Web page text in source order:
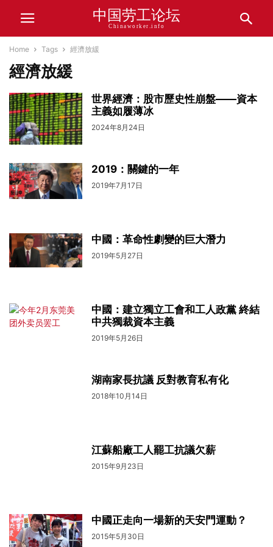
中国劳工论坛
Chinaworker.info
Home Tags 經濟放緩
經濟放緩
世界經濟：股市歷史性崩盤——資本
主義如履薄冰
2024年8月24日
2019：關鍵的一年
2019年7月17日
中國：革命性劇變的巨大潛力
2019年5月27日
中國：建立獨立工會和工人政黨 終結
中共獨裁資本主義
2019年5月26日
湖南家長抗議 反對教育私有化
2018年10月14日
江蘇船廠工人罷工抗議欠薪
2015年9月23日
中國正走向一場新的天安門運動？
2015年5月30日